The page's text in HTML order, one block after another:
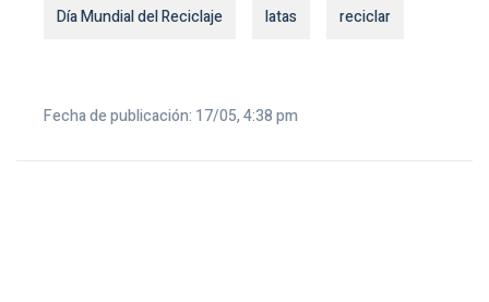
Día Mundial del Reciclaje latas reciclar
Fecha de publicación: 17/05, 4:38 pm